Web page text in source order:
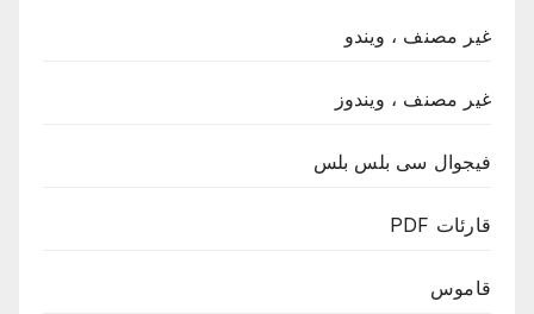
غير مصنف ، ويندو
غير مصنف ، ويندوز
فيجوال سى بلس بلس
قارئات PDF
قاموس